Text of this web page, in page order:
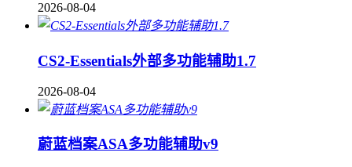
2026-08-04
CS2-Essentials外部多功能辅助1.7
2026-08-04
蔚蓝档案ASA多功能辅助v9